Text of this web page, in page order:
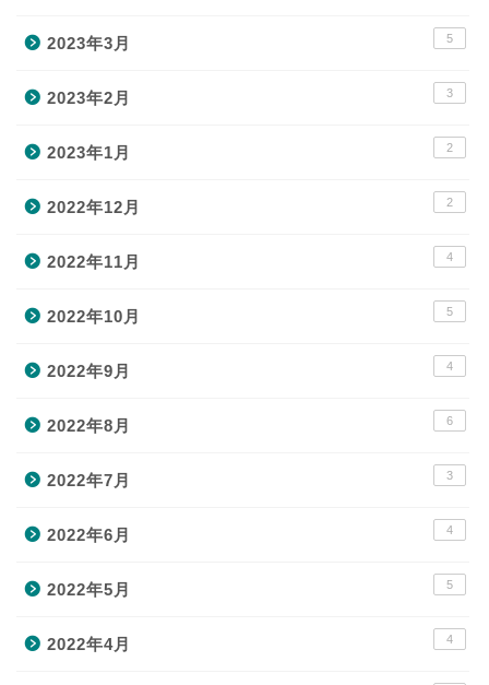
2023年3月 5
2023年2月 3
2023年1月 2
2022年12月 2
2022年11月 4
2022年10月 5
2022年9月 4
2022年8月 6
2022年7月 3
2022年6月 4
2022年5月 5
2022年4月 4